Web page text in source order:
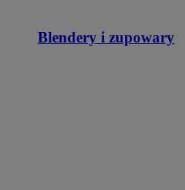
Blendery i zupowary